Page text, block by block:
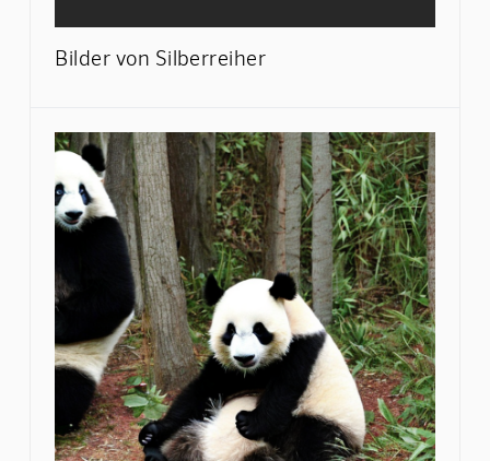
Bilder von Silberreiher